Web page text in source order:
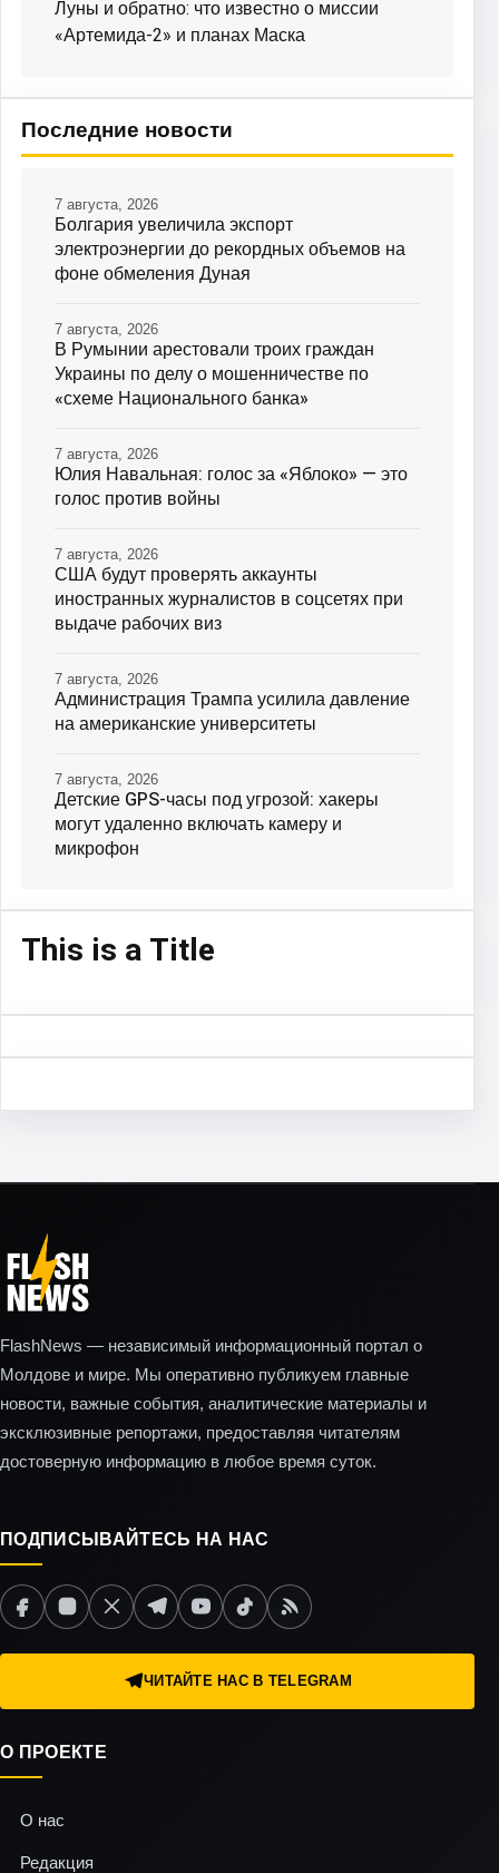
Луны и обратно: что известно о миссии
«Артемида-2» и планах Маска
Последние новости
Болгария увеличила экспорт
электроэнергии до рекордных объемов на
фоне обмеления Дуная
7 августа, 2026
В Румынии арестовали троих граждан
Украины по делу о мошенничестве по
«схеме Национального банка»
7 августа, 2026
Юлия Навальная: голос за «Яблоко» — это
голос против войны
7 августа, 2026
США будут проверять аккаунты
иностранных журналистов в соцсетях при
выдаче рабочих виз
7 августа, 2026
Администрация Трампа усилила давление
на американские университеты
7 августа, 2026
Детские GPS-часы под угрозой: хакеры
могут удаленно включать камеру и
микрофон
7 августа, 2026
This is a Title
FlashNews — независимый информационный портал о
Молдове и мире. Мы оперативно публикуем главные
новости, важные события, аналитические материалы и
эксклюзивные репортажи, предоставляя читателям
достоверную информацию в любое время суток.
ПОДПИСЫВАЙТЕСЬ НА НАС
ЧИТАЙТЕ НАС В TELEGRAM
О ПРОЕКТЕ
О нас
Редакция